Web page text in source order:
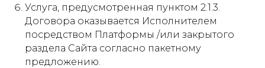
Услуга, предусмотренная пунктом 2.1.3.
Договора оказывается Исполнителем
посредством Платформы /или закрытого
раздела Сайта согласно пакетному
предложению.